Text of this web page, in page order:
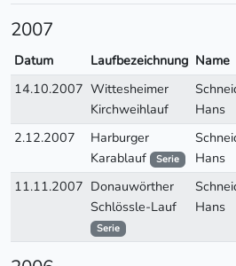
2007
Datum Laufbezeichnung Name
14.10.2007 Wittesheimer
Kirchweihlauf
Hans
2.12.2007
Harburger
Karablauf
Serie
Hans
11.11.2007 Donauwörther
Schlössle-Lauf
Serie
Hans